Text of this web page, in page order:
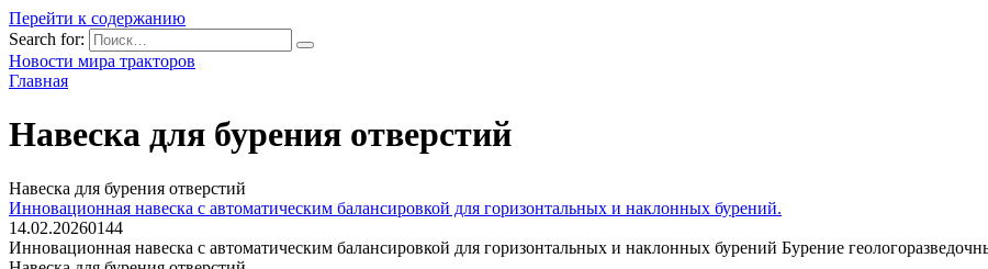
Перейти к содержанию
Search for:
Новости мира тракторов
Главная
Навеска для бурения отверстий
Навеска для бурения отверстий
Инновационная навеска с автоматическим балансировкой для горизонтальных и наклонных бурений.
14.02.20260144
Инновационная навеска с автоматическим балансировкой для горизонтальных и наклонных бурений Бурение